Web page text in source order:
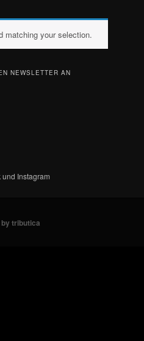
matching your selection.
NEWSLETTER AN
Instagram
tributica